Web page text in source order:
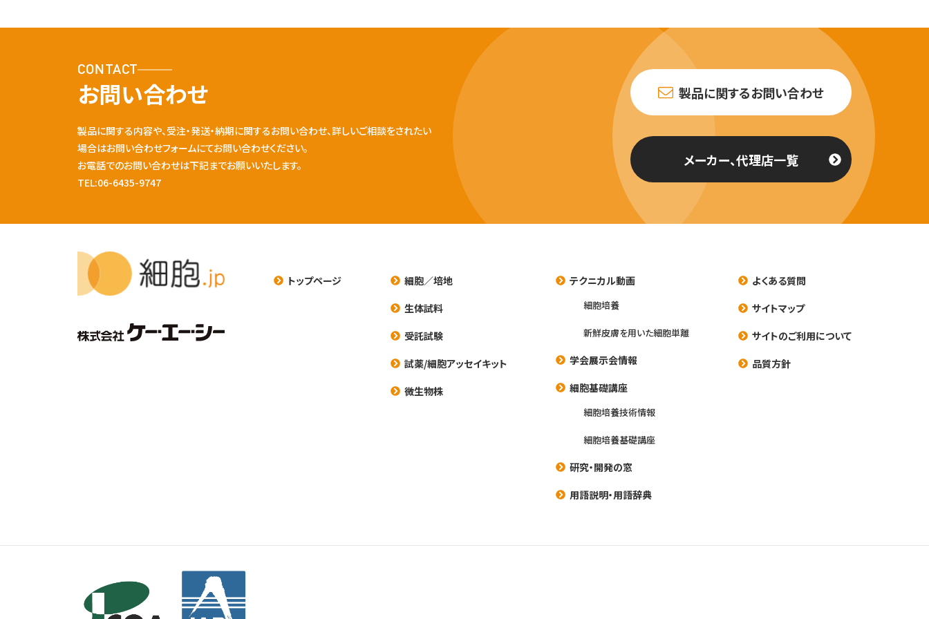
CONTACT
お問い合わせ
製品に関する内容や、受注・発送・納期に関するお問い合わせ、詳しいご相談をされたい
場合はお問い合わせフォームにてお問い合わせください。
お電話でのお問い合わせは下記までお願いいたします。
TEL:06-6435-9747
製品に関するお問い合わせ
メーカー、代理店一覧
トップページ
細胞／培地
生体試料
受託試験
試薬/細胞アッセイキット
微生物株
テクニカル動画
細胞培養
新鮮皮膚を用いた細胞単離
学会展示会情報
細胞基礎講座
細胞培養技術情報
細胞培養基礎講座
研究・開発の窓
用語説明・用語辞典
よくある質問
サイトマップ
サイトのご利用について
品質方針